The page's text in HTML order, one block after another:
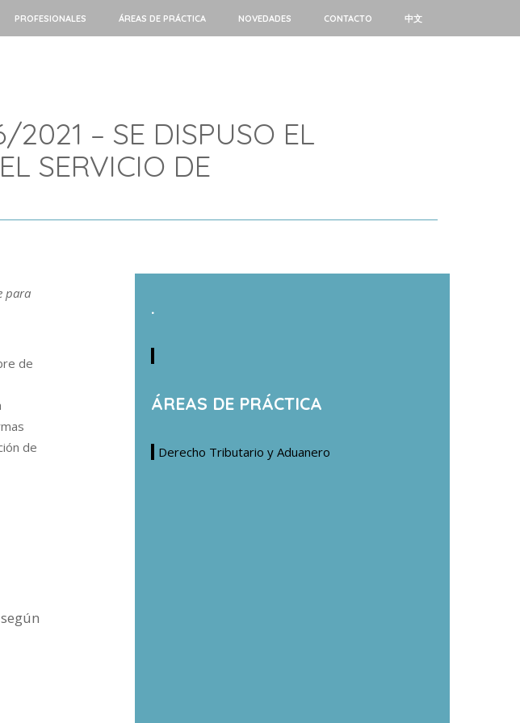
PROFESIONALES ÁREAS DE PRÁCTICA NOVEDADES CONTACTO 中文
2021 – SE DISPUSO EL
SERVICIO DE
para
de
de
.
ÁREAS DE PRÁCTICA
Derecho Tributario y Aduanero